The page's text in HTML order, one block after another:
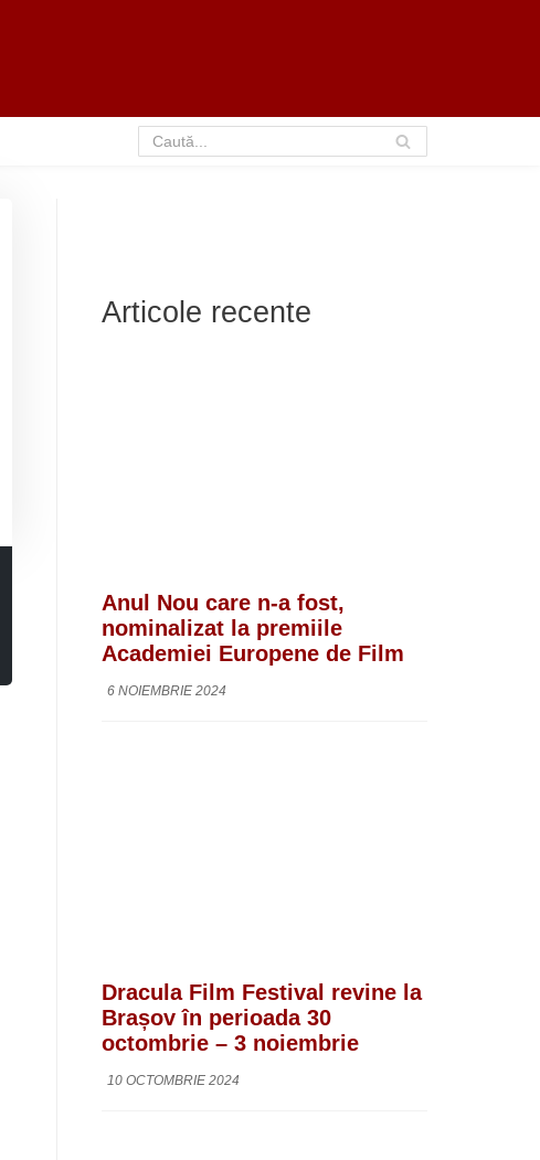
Articole recente
Anul Nou care n-a fost,
nominalizat la premiile
Academiei Europene de Film
6 NOIEMBRIE 2024
Dracula Film Festival revine la
Brașov în perioada 30
octombrie – 3 noiembrie
10 OCTOMBRIE 2024